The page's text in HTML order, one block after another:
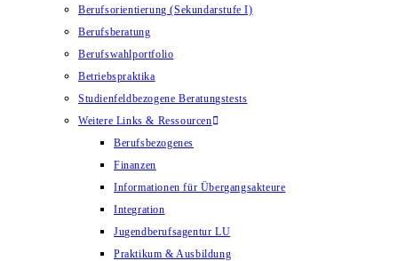
Berufsorientierung (Sekundarstufe I)
Berufsberatung
Berufswahlportfolio
Betriebspraktika
Studienfeldbezogene Beratungstests
Weitere Links & Ressourcen
Berufsbezogenes
Finanzen
Informationen für Übergangsakteure
Integration
Jugendberufsagentur LU
Praktikum & Ausbildung